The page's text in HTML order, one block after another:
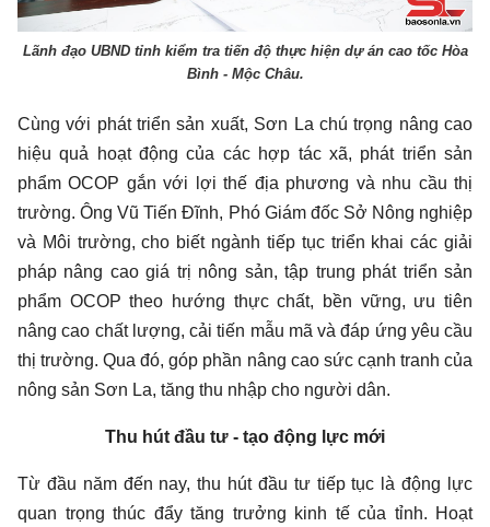
Lãnh đạo UBND tỉnh kiểm tra tiến độ thực hiện dự án cao tốc Hòa
Bình - Mộc Châu.
Cùng với phát triển sản xuất, Sơn La chú trọng nâng cao
hiệu quả hoạt động của các hợp tác xã, phát triển sản
phẩm OCOP gắn với lợi thế địa phương và nhu cầu thị
trường. Ông Vũ Tiến Đĩnh, Phó Giám đốc Sở Nông nghiệp
và Môi trường, cho biết ngành tiếp tục triển khai các giải
pháp nâng cao giá trị nông sản, tập trung phát triển sản
phẩm OCOP theo hướng thực chất, bền vững, ưu tiên
nâng cao chất lượng, cải tiến mẫu mã và đáp ứng yêu cầu
thị trường. Qua đó, góp phần nâng cao sức cạnh tranh của
nông sản Sơn La, tăng thu nhập cho người dân.
Thu hút đầu tư - tạo động lực mới
Từ đầu năm đến nay, thu hút đầu tư tiếp tục là động lực
quan trọng thúc đẩy tăng trưởng kinh tế của tỉnh. Hoạt